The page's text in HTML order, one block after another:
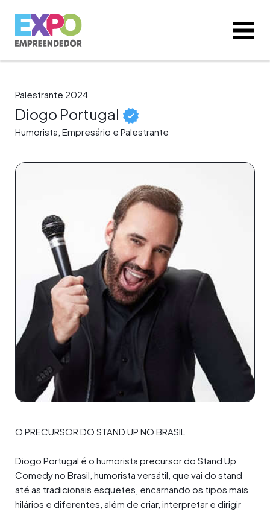
Palestrante 2024
Diogo Portugal
Humorista, Empresário e Palestrante
O PRECURSOR DO STAND UP NO BRASIL
Diogo Portugal é o humorista precursor do Stand Up
Comedy no Brasil, humorista versátil, que vai do stand
até as tradicionais esquetes, encarnando os tipos mais
hilários e diferentes, além de criar, interpretar e dirigir